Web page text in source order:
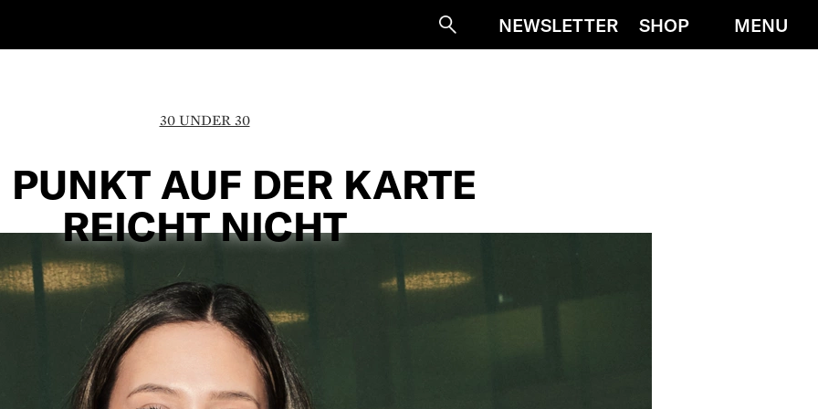
SucheNEWSLETTER SHOP MENU
30 UNDER 30
AUF DER KARTE
REICHT NICHT